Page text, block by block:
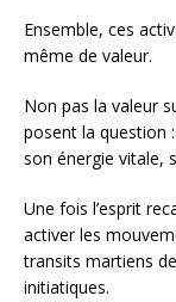
Ensemble, ces
même de valeur.
Non pas la valeur
posent la question
son énergie vitale,
Une fois l’esprit
activer les
transits martiens
initiatiques.